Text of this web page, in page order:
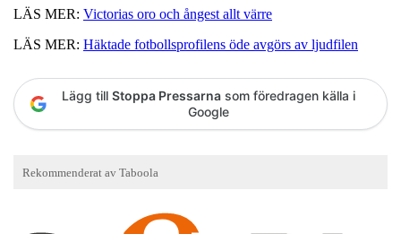
LÄS MER: Victorias oro och ångest allt värre
LÄS MER: Häktade fotbollsprofilens öde avgörs av ljudfilen
Lägg till Stoppa Pressarna som föredragen källa i
Google